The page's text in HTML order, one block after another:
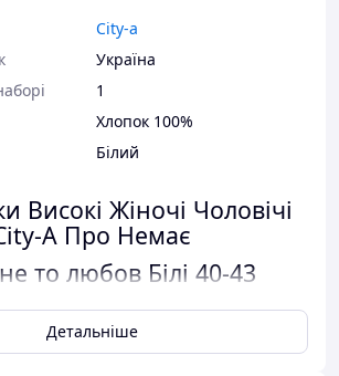
City-a
Україна
1
Хлопок 100%
Білий
Високі Жіночі Чоловічі
A Про Немає
то любов Білі 40-43
Детальніше